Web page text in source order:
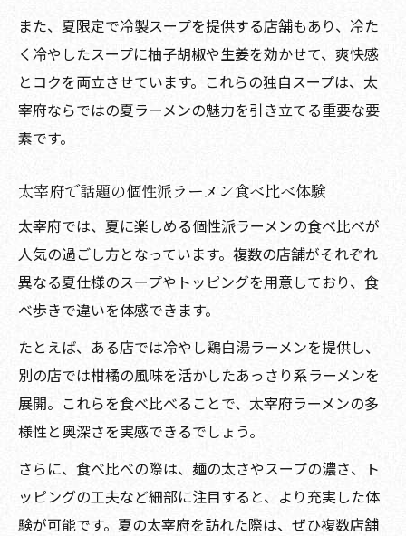
また、夏限定で冷製スープを提供する店舗もあり、冷た
く冷やしたスープに柚子胡椒や生姜を効かせて、爽快感
とコクを両立させています。これらの独自スープは、太
宰府ならではの夏ラーメンの魅力を引き立てる重要な要
素です。
太宰府で話題の個性派ラーメン食べ比べ体験
太宰府では、夏に楽しめる個性派ラーメンの食べ比べが
人気の過ごし方となっています。複数の店舗がそれぞれ
異なる夏仕様のスープやトッピングを用意しており、食
べ歩きで違いを体感できます。
たとえば、ある店では冷やし鶏白湯ラーメンを提供し、
別の店では柑橘の風味を活かしたあっさり系ラーメンを
展開。これらを食べ比べることで、太宰府ラーメンの多
様性と奥深さを実感できるでしょう。
さらに、食べ比べの際は、麺の太さやスープの濃さ、ト
ッピングの工夫など細部に注目すると、より充実した体
験が可能です。夏の太宰府を訪れた際は、ぜひ複数店舗